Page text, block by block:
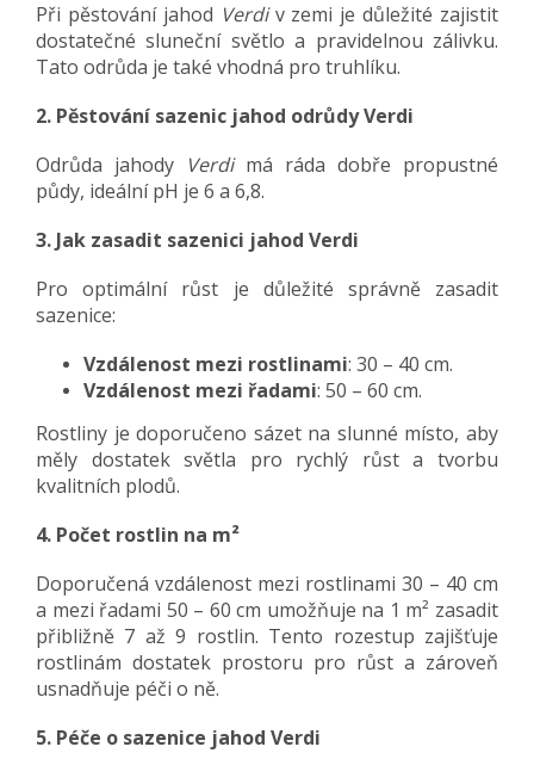
Při pěstování jahod Verdiv zemi je důležité zajistit
dostatečné sluneční světlo a pravidelnou zálivku.
Tato odrůda je také vhodná pro truhlíku.
2. Pěstování sazenic jahod odrůdy Verdi
Odrůda jahody Verdimá ráda dobře propustné
půdy, ideální pH je 6 a 6,8.
3. Jak zasadit sazenici jahod Verdi
Pro optimální růst je důležité správně zasadit
sazenice:
Vzdálenost mezi rostlinami: 30 – 40 cm.
Vzdálenost mezi řadami: 50 – 60 cm.
Rostliny je doporučeno sázet na slunné místo, aby
měly dostatek světla pro rychlý růst a tvorbu
kvalitních plodů.
4. Počet rostlin na m²
Doporučená vzdálenost mezi rostlinami 30 – 40 cm
a mezi řadami 50 – 60 cm umožňuje na 1 m² zasadit
přibližně 7 až 9 rostlin. Tento rozestup zajišťuje
rostlinám dostatek prostoru pro růst a zároveň
usnadňuje péči o ně.
5. Péče o sazenice jahod Verdi